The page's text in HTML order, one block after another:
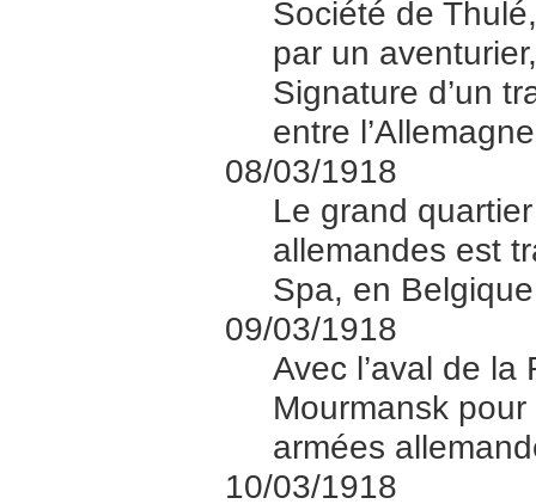
Société de
par un
Signature d’un
entre
08/03/1918
Le grand
allemandes est
Spa, en
09/03/1918
Avec l’aval de
Mourmansk
armées
10/03/1918